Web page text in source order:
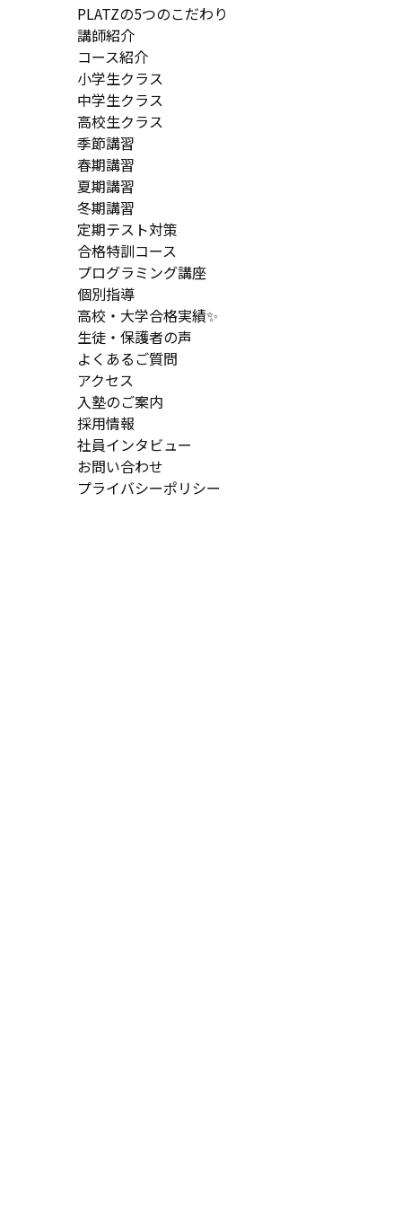
PLATZの5つのこだわり
講師紹介
コース紹介
小学生クラス
中学生クラス
高校生クラス
季節講習
春期講習
夏期講習
冬期講習
定期テスト対策
合格特訓コース
プログラミング講座
個別指導
高校・大学合格実績✨
生徒・保護者の声
よくあるご質問
アクセス
入塾のご案内
採用情報
社員インタビュー
お問い合わせ
プライバシーポリシー